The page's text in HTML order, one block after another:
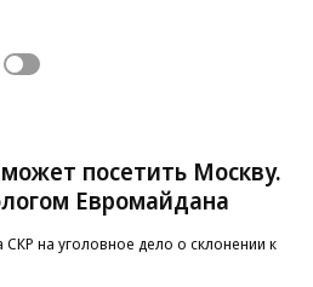
посетить Москву.
Евромайдана
СКР на уголовное дело о склонении к